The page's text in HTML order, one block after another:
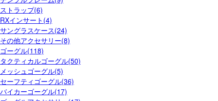
ストラップ(6)
RXインサート(4)
サングラスケース(24)
その他アクセサリー(8)
ゴーグル(118)
タクティカルゴーグル(50)
メッシュゴーグル(5)
セーフティゴーグル(36)
バイカーゴーグル(17)